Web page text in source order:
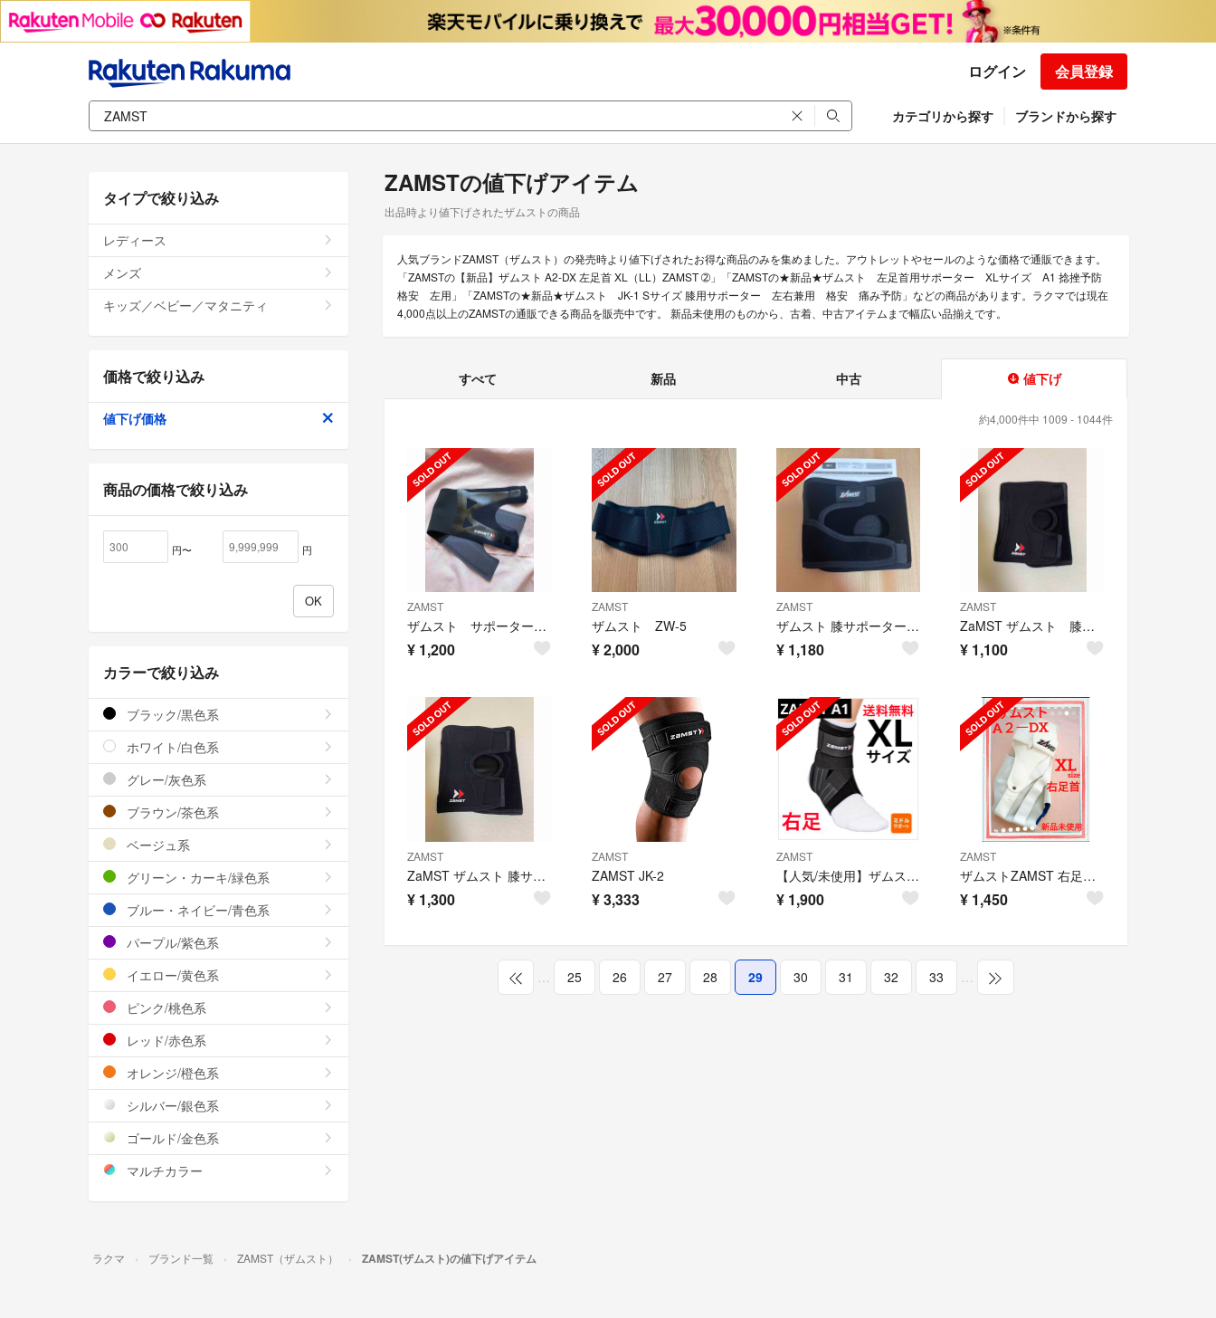
ログイン 会員登録
カテゴリから探す ブランドから探す
ZAMSTの値下げアイテム
出品時より値下げされたザムストの商品
人気ブランドZAMST（ザムスト）の発売時より値下げされたお得な商品のみを集めました。アウトレットやセールのような価格で通販できます。
「ZAMSTの【新品】ザムスト A2-DX 左足首 XL（LL）ZAMST ➁」「ZAMSTの★新品★ザムスト 左足首用サポーター XLサイズ A1 捻挫予防
格安 左用」「ZAMSTの★新品★ザムスト JK-1 Sサイズ 膝用サポーター 左右兼用 格安 痛み予防」などの商品があります。ラクマでは現在
4,000点以上のZAMSTの通販できる商品を販売中です。 新品未使用のものから、古着、中古アイテムまで幅広い品揃えです。
すべて 新品 中古 値下げ
約4,000件中 1009 - 1044件
ZAMST
ザムスト サポーター 膝 黒 M
¥ 1,200
ZAMST
ザムスト ZW-5
¥2,000
ZAMST
ザムスト 膝サポーター JK-1 Sサイズ
¥ 1,180
ZAMST
ZaMST ザムスト 膝サポーター EK-1 ①
¥ 1,100
ZAMST
ZaMST ザムスト 膝サポーター EK-1 ②
¥ 1,300
ZAMST
ZAMST JK-2
¥3,333
ZAMST
【人気/未使用】ザムスト A1 XLサイズ（足首用サポーター 右足）
¥ 1,900
ZAMST
ザムストZAMST 右足首用 XLsize A2−DX 捻挫保護サポート抜群
¥ 1,450
… 25 26 27 28 29 30 31 32 33 …
タイプで絞り込み
レディース
メンズ
キッズ／ベビー／マタニティ
価格で絞り込み
値下げ価格
商品の価格で絞り込み
円〜 円
カラーで絞り込み
ブラック/黒色系
ホワイト/白色系
グレー/灰色系
ブラウン/茶色系
ベージュ系
グリーン・カーキ/緑色系
ブルー・ネイビー/青色系
パープル/紫色系
イエロー/黄色系
ピンク/桃色系
レッド/赤色系
オレンジ/橙色系
シルバー/銀色系
ゴールド/金色系
マルチカラー
ラクマ ブランド一覧 ZAMST（ザムスト） ZAMST(ザムスト)の値下げアイテム